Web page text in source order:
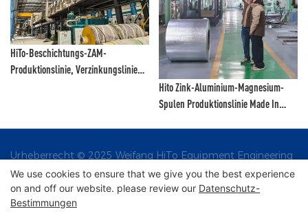
HiTo-Beschichtungs-ZAM-
Produktionslinie, Verzinkungslinie
Hito Zink-Aluminium-Magnesium-
Spulen Produktionslinie Made In
Urheberrecht © 2025 Weifang HiTo Equipment Engineering
Co., Ltd. |
We use cookies to ensure that we give you the best experience
on and off our website. please review our Datenschutz-
Bestimmungen